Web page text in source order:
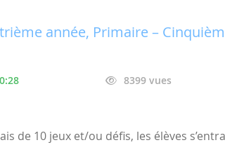
année, Primaire –
8399 vues
de 10 jeux et/ou défis, les élèves